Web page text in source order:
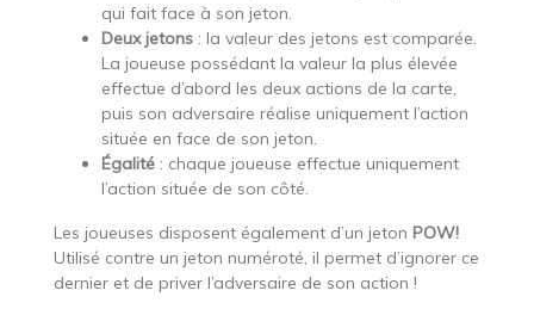
qui fait face à son jeton.
Deux jetons: la valeur des jetons est comparée.
La joueuse possédant la valeur la plus élevée
effectue d’abord les deux actions de la carte,
puis son adversaire réalise uniquement l’action
située en face de son jeton.
Égalité: chaque joueuse effectue uniquement
l’action située de son côté.
Les joueuses disposent également d’un jeton POW!
Utilisé contre un jeton numéroté, il permet d’ignorer ce
dernier et de priver l’adversaire de son action !